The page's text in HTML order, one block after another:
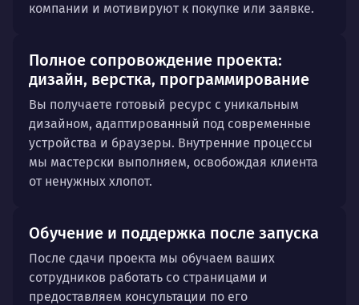
компании и мотивируют к покупке или заявке.
Полное сопровождение проекта:
дизайн, верстка, программирование
Вы получаете готовый ресурс с уникальным
дизайном, адаптированный под современные
устройства и браузеры. Внутренние процессы
мы мастерски выполняем, освобождая клиента
от ненужных хлопот.
Обучение и поддержка после запуска
После сдачи проекта мы обучаем ваших
сотрудников работать со страницами и
предоставляем консультации по его